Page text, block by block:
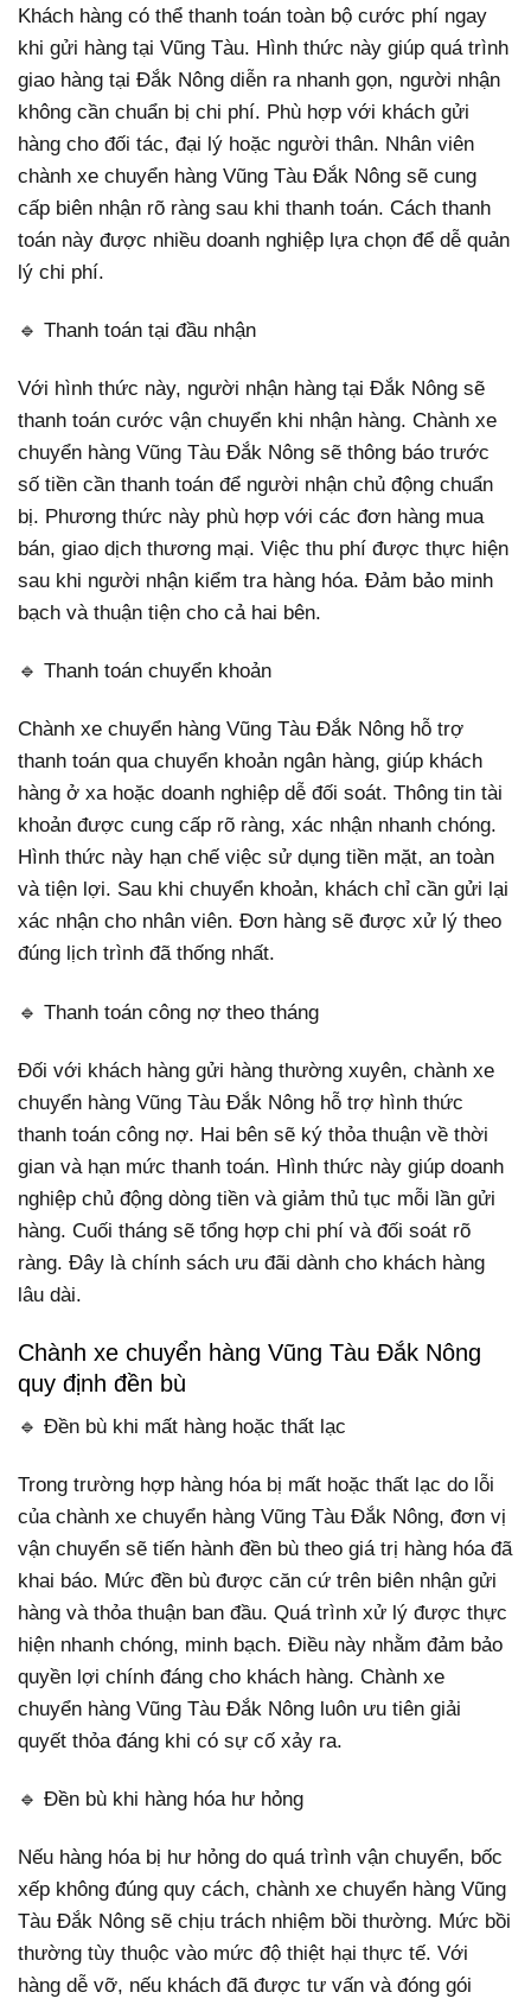
Khách hàng có thể thanh toán toàn bộ cước phí ngay
khi gửi hàng tại Vũng Tàu. Hình thức này giúp quá trình
giao hàng tại Đắk Nông diễn ra nhanh gọn, người nhận
không cần chuẩn bị chi phí. Phù hợp với khách gửi
hàng cho đối tác, đại lý hoặc người thân. Nhân viên
chành xe chuyển hàng Vũng Tàu Đắk Nông sẽ cung
cấp biên nhận rõ ràng sau khi thanh toán. Cách thanh
toán này được nhiều doanh nghiệp lựa chọn để dễ quản
lý chi phí.
🔹 Thanh toán tại đầu nhận
Với hình thức này, người nhận hàng tại Đắk Nông sẽ
thanh toán cước vận chuyển khi nhận hàng. Chành xe
chuyển hàng Vũng Tàu Đắk Nông sẽ thông báo trước
số tiền cần thanh toán để người nhận chủ động chuẩn
bị. Phương thức này phù hợp với các đơn hàng mua
bán, giao dịch thương mại. Việc thu phí được thực hiện
sau khi người nhận kiểm tra hàng hóa. Đảm bảo minh
bạch và thuận tiện cho cả hai bên.
🔹 Thanh toán chuyển khoản
Chành xe chuyển hàng Vũng Tàu Đắk Nông hỗ trợ
thanh toán qua chuyển khoản ngân hàng, giúp khách
hàng ở xa hoặc doanh nghiệp dễ đối soát. Thông tin tài
khoản được cung cấp rõ ràng, xác nhận nhanh chóng.
Hình thức này hạn chế việc sử dụng tiền mặt, an toàn
và tiện lợi. Sau khi chuyển khoản, khách chỉ cần gửi lại
xác nhận cho nhân viên. Đơn hàng sẽ được xử lý theo
đúng lịch trình đã thống nhất.
🔹 Thanh toán công nợ theo tháng
Đối với khách hàng gửi hàng thường xuyên, chành xe
chuyển hàng Vũng Tàu Đắk Nông hỗ trợ hình thức
thanh toán công nợ. Hai bên sẽ ký thỏa thuận về thời
gian và hạn mức thanh toán. Hình thức này giúp doanh
nghiệp chủ động dòng tiền và giảm thủ tục mỗi lần gửi
hàng. Cuối tháng sẽ tổng hợp chi phí và đối soát rõ
ràng. Đây là chính sách ưu đãi dành cho khách hàng
lâu dài.
Chành xe chuyển hàng Vũng Tàu Đắk Nông
quy định đền bù
🔹 Đền bù khi mất hàng hoặc thất lạc
Trong trường hợp hàng hóa bị mất hoặc thất lạc do lỗi
của chành xe chuyển hàng Vũng Tàu Đắk Nông, đơn vị
vận chuyển sẽ tiến hành đền bù theo giá trị hàng hóa đã
khai báo. Mức đền bù được căn cứ trên biên nhận gửi
hàng và thỏa thuận ban đầu. Quá trình xử lý được thực
hiện nhanh chóng, minh bạch. Điều này nhằm đảm bảo
quyền lợi chính đáng cho khách hàng. Chành xe
chuyển hàng Vũng Tàu Đắk Nông luôn ưu tiên giải
quyết thỏa đáng khi có sự cố xảy ra.
🔹 Đền bù khi hàng hóa hư hỏng
Nếu hàng hóa bị hư hỏng do quá trình vận chuyển, bốc
xếp không đúng quy cách, chành xe chuyển hàng Vũng
Tàu Đắk Nông sẽ chịu trách nhiệm bồi thường. Mức bồi
thường tùy thuộc vào mức độ thiệt hại thực tế. Với
hàng dễ vỡ, nếu khách đã được tư vấn và đóng gói